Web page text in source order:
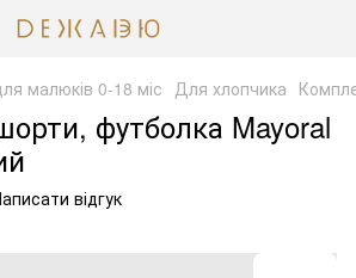
малюків 0-18 міс Для хлопчика
футболка Mayoral
відгук